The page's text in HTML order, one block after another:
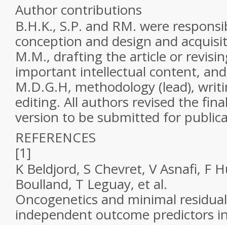
Author contributions
B.H.K., S.P. and RM. were
conception and design and
M.M., drafting the article or
important intellectual content,
M.D.G.H, methodology (lead),
editing. All authors revised the
version to be submitted for
REFERENCES
[1]
K Beldjord, S Chevret, V Asnafi, F
Boulland, T Leguay, et al.
Oncogenetics and minimal
independent outcome predictors